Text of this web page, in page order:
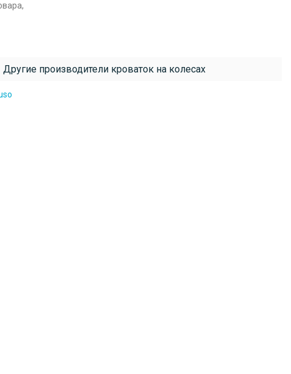
Другие производители кроваток на колесах